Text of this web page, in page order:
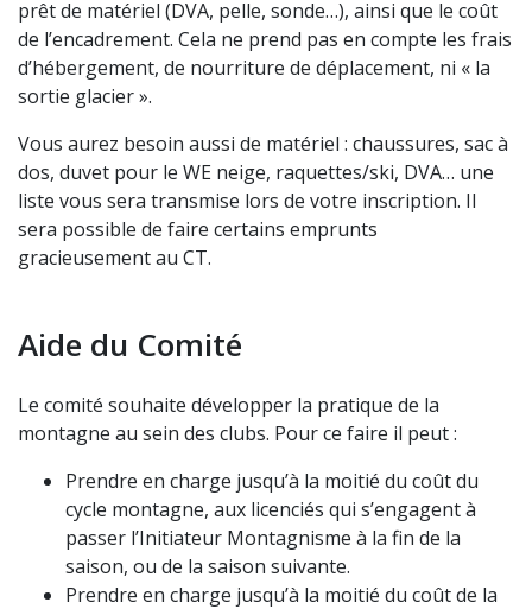
prêt de matériel (DVA, pelle, sonde…), ainsi que le coût
de l’encadrement. Cela ne prend pas en compte les frais
d’hébergement, de nourriture de déplacement, ni « la
sortie glacier ».
Vous aurez besoin aussi de matériel : chaussures, sac à
dos, duvet pour le WE neige, raquettes/ski, DVA… une
liste vous sera transmise lors de votre inscription. Il
sera possible de faire certains emprunts
gracieusement au CT.
Aide du Comité
Le comité souhaite développer la pratique de la
montagne au sein des clubs. Pour ce faire il peut :
Prendre en charge jusqu’à la moitié du coût du
cycle montagne, aux licenciés qui s’engagent à
passer l’Initiateur Montagnisme à la fin de la
saison, ou de la saison suivante.
Prendre en charge jusqu’à la moitié du coût de la